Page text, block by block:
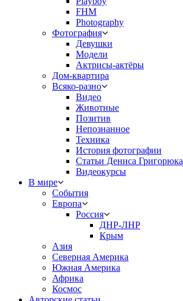
FHM
Photography
Фотография
Девушки
Модели
Актрисы-актёры
Дом-квартира
Всяко-разно
Видео
Животные
Позитив
Непознанное
Техника
История фотографии
Статьи Дениса Григорюка
Видеокурсы
В мире
События
Европа
Россия
ДНР-ЛНР
Крым
Азия
Северная Америка
Южная Америка
Африка
Космос